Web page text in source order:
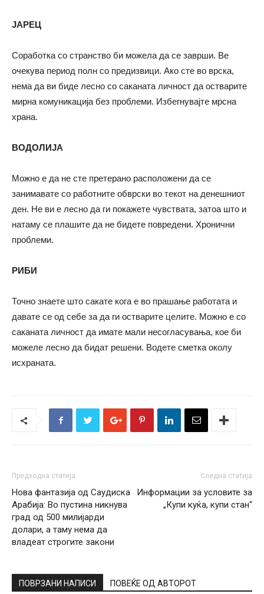
ЈАРЕЦ
Соработка со странство би можела да се заврши. Ве
очекува период полн со предизвици. Ако сте во врска,
нема да ви биде лесно со саканата личност да остварите
мирна комуникација без проблеми. Избегнувајте мрсна
храна.
ВОДОЛИЈА
Можно е да не сте претерано расположени да се
занимавате со работните обврски во текот на денешниот
ден. Не ви е лесно да ги покажете чувствата, затоа што и
натаму се плашите да не бидете повредени. Хронични
проблеми.
РИБИ
Точно знаете што сакате кога е во прашање работата и
давате се од себе за да ги остварите целите. Можно е со
саканата личност да имате мали несогласувања, кое би
можеле лесно да бидат решени. Водете сметка околу
исхраната.
Предходна статија
Нова фантазија од Саудиска
Арабија: Во пустина никнува
град од 500 милијарди
долари, а таму нема да
владеат строгите закони
Следна статија
Информации за условите за
„Купи куќа, купи стан“
ПОВРЗАНИ НАПИСИ ПОВЕЌЕ ОД АВТОРОТ